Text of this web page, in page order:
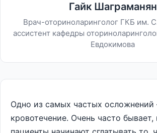
Гайк Шаграманян
Врач-оториноларинголог ГКБ им.
ассистент кафедры
Евдокимова
Одно из самых частых осложнений
кровотечение. Очень часто бывает,